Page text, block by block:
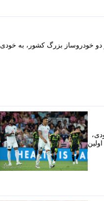
دو خودروساز بزرگ کشور، به خودی